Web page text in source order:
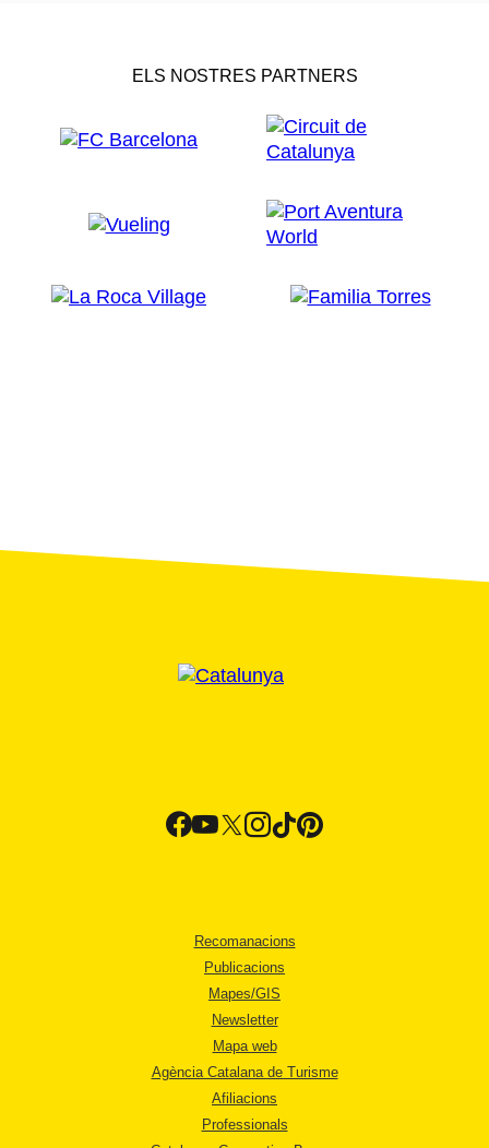
ELS NOSTRES PARTNERS
Recomanacions
Publicacions
Mapes/GIS
Newsletter
Mapa web
Agència Catalana de Turisme
Afiliacions
Professionals